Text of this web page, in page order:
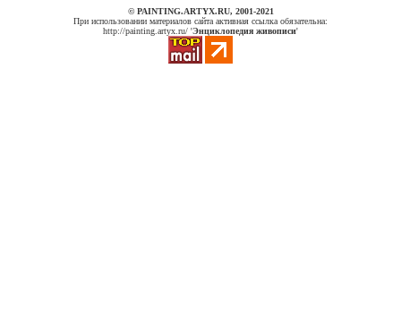
© PAINTING.ARTYX.RU, 2001-2021
При использовании материалов сайта активная ссылка обязательна:
http://painting.artyx.ru/ 'Энциклопедия живописи'